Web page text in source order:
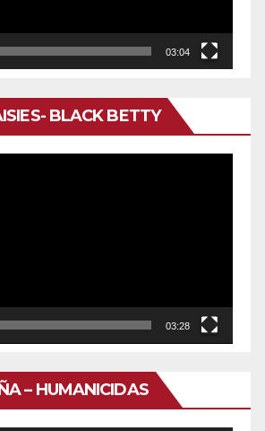
03:04
BLACK BETTY
03:28
– HUMANICIDAS